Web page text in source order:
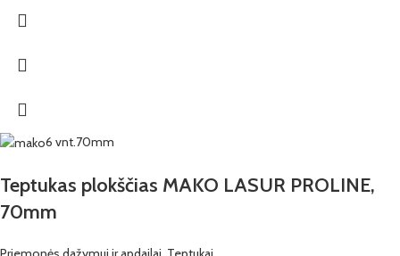
6 vnt.70mm
Teptukas plokščias MAKO LASUR PROLINE,
70mm